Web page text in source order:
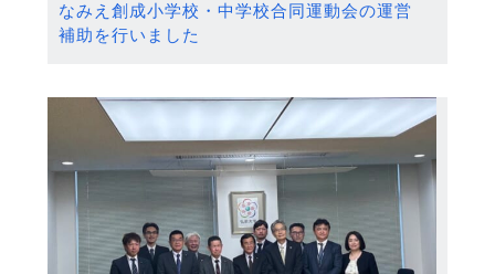
なみえ創成小学校・中学校合同運動会の運営
補助を行いました